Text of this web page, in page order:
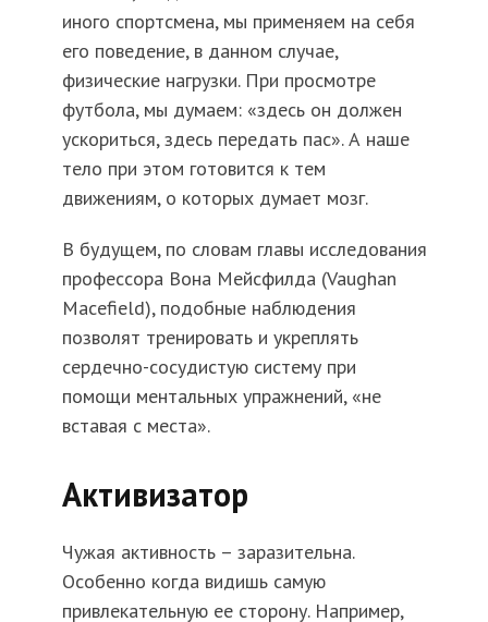
иного спортсмена, мы применяем на себя
его поведение, в данном случае,
физические нагрузки. При просмотре
футбола, мы думаем: «здесь он должен
ускориться, здесь передать пас». А наше
тело при этом готовится к тем
движениям, о которых думает мозг.
В будущем, по словам главы исследования
профессора Вона Мейсфилда (Vaughan
Macefield), подобные наблюдения
позволят тренировать и укреплять
сердечно-сосудистую систему при
помощи ментальных упражнений, «не
вставая с места».
Активизатор
Чужая активность – заразительна.
Особенно когда видишь самую
привлекательную ее сторону. Например,